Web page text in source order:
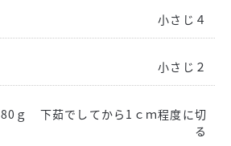
小さじ４
小さじ２
80ｇ 下茹でしてから1ｃｍ程度に切
る